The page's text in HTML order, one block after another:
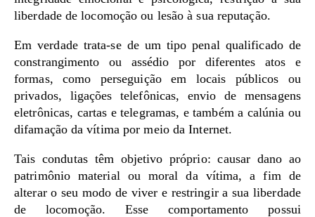
liberdade de locomoção ou lesão à sua reputação.
Em verdade trata-se de um tipo penal qualificado de
constrangimento ou assédio por diferentes atos e
formas, como perseguição em locais públicos ou
privados, ligações telefônicas, envio de mensagens
eletrônicas, cartas e telegramas, e também a calúnia ou
difamação da vítima por meio da Internet.
Tais condutas têm objetivo próprio: causar dano ao
patrimônio material ou moral da vítima, a fim de
alterar o seu modo de viver e restringir a sua liberdade
de locomoção. Esse comportamento possui